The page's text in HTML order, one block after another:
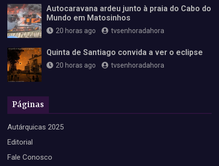
Autocaravana ardeu junto à praia do Cabo do
Mundo em Matosinhos
20 horas ago tvsenhoradahora
Quinta de Santiago convida a ver o eclipse
20 horas ago tvsenhoradahora
Páginas
Autárquicas 2025
Editorial
Fale Conosco